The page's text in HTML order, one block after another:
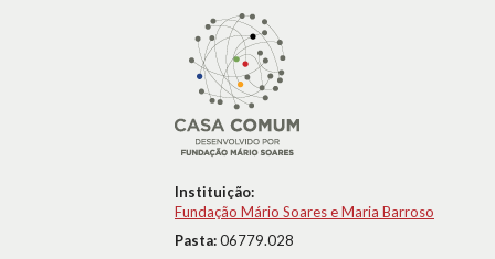
Instituição:
Fundação Mário Soares e Maria Barroso
Pasta:06779.028